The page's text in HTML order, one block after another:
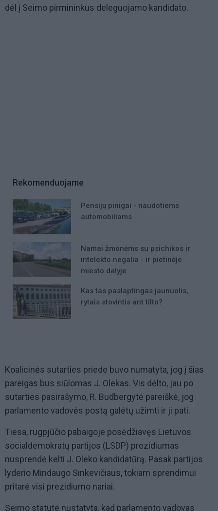
dėl į Seimo pirmininkus deleguojamo kandidato.
Rekomenduojame
Pensijų pinigai - naudotiems
automobiliams
Namai žmonėms su psichikos ir
intelekto negalia - ir pietinėje
miesto dalyje
Kas tas paslaptingas jaunuolis,
rytais stovintis ant tilto?
Koalicinės sutarties priede buvo numatyta, jog į šias
pareigas bus siūlomas J. Olekas. Vis dėlto, jau po
sutarties pasirašymo, R. Budbergytė pareiškė, jog
parlamento vadovės postą galėtų užimti ir ji pati.
Tiesa, rugpjūčio pabaigoje posėdžiavęs Lietuvos
socialdemokratų partijos (LSDP) prezidiumas
nusprendė kelti J. Oleko kandidatūrą. Pasak partijos
lyderio Mindaugo Sinkevičiaus, tokiam sprendimui
pritarė visi prezidiumo nariai.
Seimo statute nustatyta, kad parlamento vadovas